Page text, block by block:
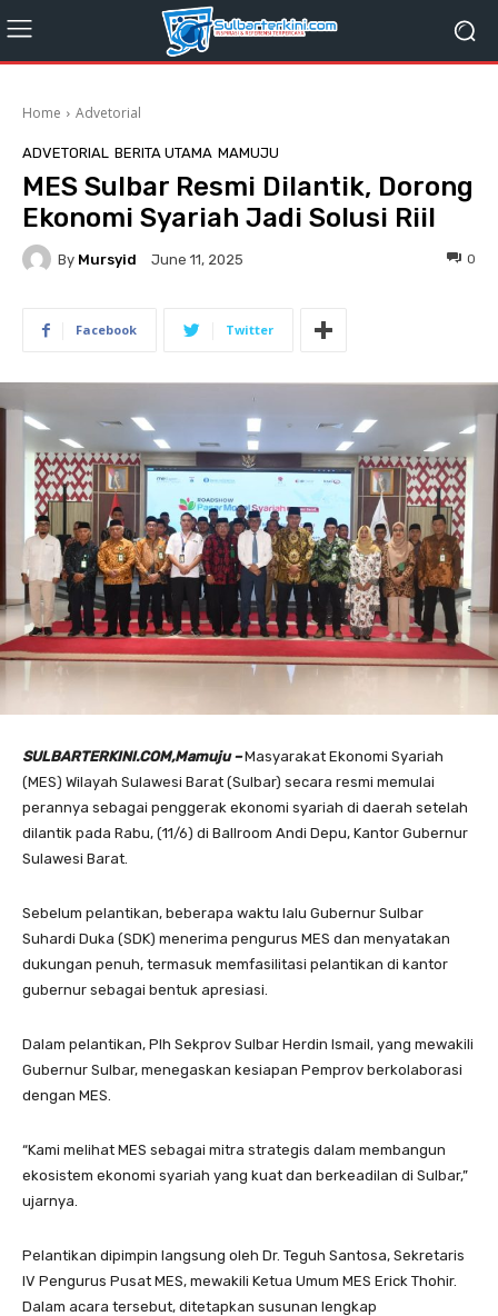
Home Advetorial
ADVETORIAL BERITA UTAMA MAMUJU
MES Sulbar Resmi Dilantik, Dorong
Ekonomi Syariah Jadi Solusi Riil
By Mursyid June 11, 2025 0
Facebook Twitter
SULBARTERKINI.COM,Mamuju –Masyarakat Ekonomi Syariah
(MES) Wilayah Sulawesi Barat (Sulbar) secara resmi memulai
perannya sebagai penggerak ekonomi syariah di daerah setelah
dilantik pada Rabu, (11/6) di Ballroom Andi Depu, Kantor Gubernur
Sulawesi Barat.
Sebelum pelantikan, beberapa waktu lalu Gubernur Sulbar
Suhardi Duka (SDK) menerima pengurus MES dan menyatakan
dukungan penuh, termasuk memfasilitasi pelantikan di kantor
gubernur sebagai bentuk apresiasi.
Dalam pelantikan, Plh Sekprov Sulbar Herdin Ismail, yang mewakili
Gubernur Sulbar, menegaskan kesiapan Pemprov berkolaborasi
dengan MES.
“Kami melihat MES sebagai mitra strategis dalam membangun
ekosistem ekonomi syariah yang kuat dan berkeadilan di Sulbar,”
ujarnya.
Pelantikan dipimpin langsung oleh Dr. Teguh Santosa, Sekretaris
IV Pengurus Pusat MES, mewakili Ketua Umum MES Erick Thohir.
Dalam acara tersebut, ditetapkan susunan lengkap